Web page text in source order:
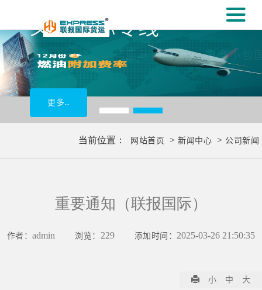
义乌国际专线
亚马逊FBA， 电商小包国际物流
更多..
当前位置： 网站首页 > 新闻中心 > 公司新闻
重要通知（联报国际）
作者：admin 浏览： 229 添加时间：2025-03-26 21:50:35
小 中 大